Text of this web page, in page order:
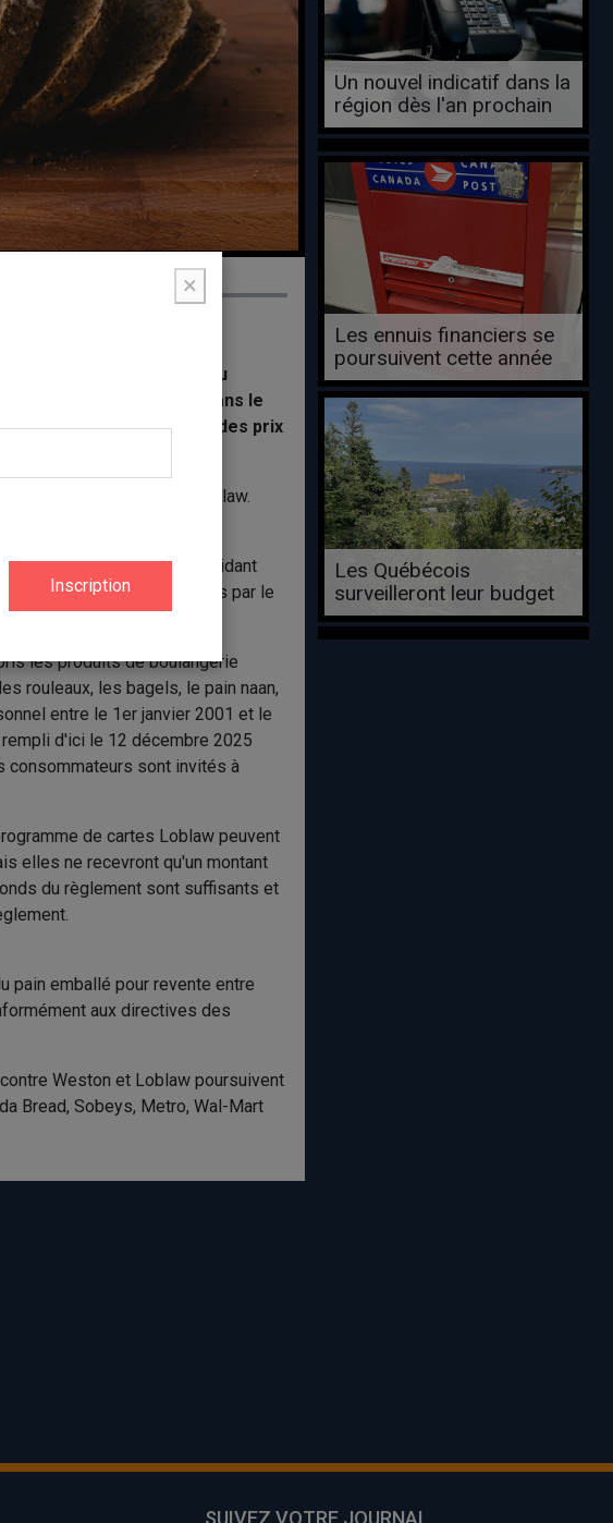
jeudi le lancement du
Weston et Loblaw, dans le
une présumée fixation des prix
404 M$ par Weston et Loblaw.
de cartes Loblaw.
groupe de règlement résidant
québécois touchés par le
les produits de boulangerie
rouleaux, les bagels, le pain naan,
entre le 1er janvier 2001 et le
d'ici le 12 décembre 2025
consommateurs sont invités à
de cartes Loblaw peuvent
elles ne recevront qu'un montant
du règlement sont suffisants et
pain emballé pour revente entre
aux directives des
Weston et Loblaw poursuivent
Bread, Sobeys, Metro, Wal-Mart
Un nouvel indicatif dans la
région dès l'an prochain
Les ennuis financiers se
poursuivent cette année
Les Québécois
surveilleront leur budget
×